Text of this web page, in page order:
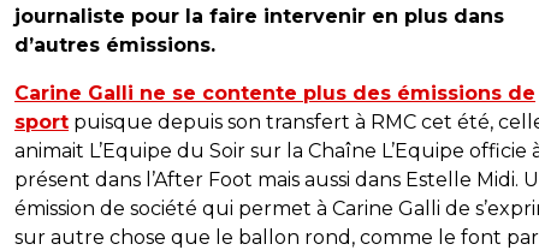
journaliste pour la faire intervenir en plus dans
d’autres émissions.
Carine Galli ne se contente plus des émissions de
sport puisque depuis son transfert à RMC cet été,
animait L’Equipe du Soir sur la Chaîne L’Equipe officie
présent dans l’After Foot mais aussi dans Estelle Midi.
émission de société qui permet à Carine Galli de
sur autre chose que le ballon rond, comme le font par